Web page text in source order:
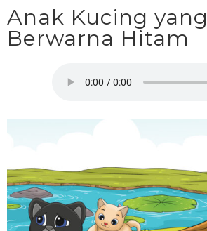
Anak Kucing yang
Berwarna Hitam